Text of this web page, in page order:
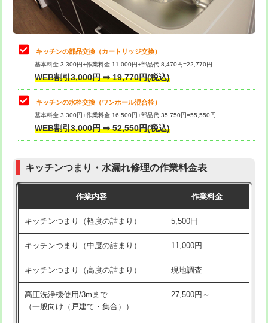
給水管工事※（土の掘削・埋め戻し作
11,000円
給水管工事※（塩ビ管（VP・HI）使
用/3ｍまで)
給水管工事※（塩ビ管（VP・HI）使
用（追加）/3ｍ超え)
給水管工事※（ライニング鋼管・銅
管・ポリ管・HT管使用/3ｍまで)
44,000円
管・ポリ管・HT管使用/3ｍ超え)
排水管工事（土の掘削・埋め戻し作
11,000円~
排水管工事（排水管工事/3ｍまで） 55,000円
排水管工事（追加 排水管工事/3ｍ超
+11,000円
マス交換（土の掘削・埋め戻し作業）
マス交換（深さ50㎝未満）
理・調整・分解・加工など（軽作業）
止水・漏水調査・防水処理・清掃・修
理・調整・分解・加工など（中作業）
22,000円
止水・漏水調査・防水処理・清掃・修
理・調整・分解・加工など（重作業）
33,000円
お風呂タンク脱着
その他部品の脱着
式・ワンホール）)
交換・取付(排水栓・排水トラップ
22,000円+材料費
持込商品取付（単水栓）
キッチンの部品交換（カートリッジ交換）
基本料金 3,300円+作業料金 11,000円+部品代 8,470円=22,770円
WEB割引3,000円 ➡ 19,770円(税込)
キッチンの水栓交換（ワンホール混合栓）
基本料金 3,300円+作業料金 16,500円+部品代 35,750円=55,550円
WEB割引3,000円 ➡ 52,550円(税込)
キッチンつまり・水漏れ修理の作業料金表
作業内容 作業料金
キッチンつまり（軽度の詰まり） 5,500円
キッチンつまり（中度の詰まり） 11,000円
キッチンつまり（高度の詰まり） 現地調査
高圧洗浄機使用/3mまで
（一般向け（戸建て・集合））
27,500円～